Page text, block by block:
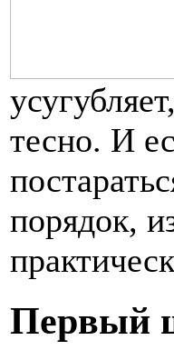
тесно. И
порядок,
Первый